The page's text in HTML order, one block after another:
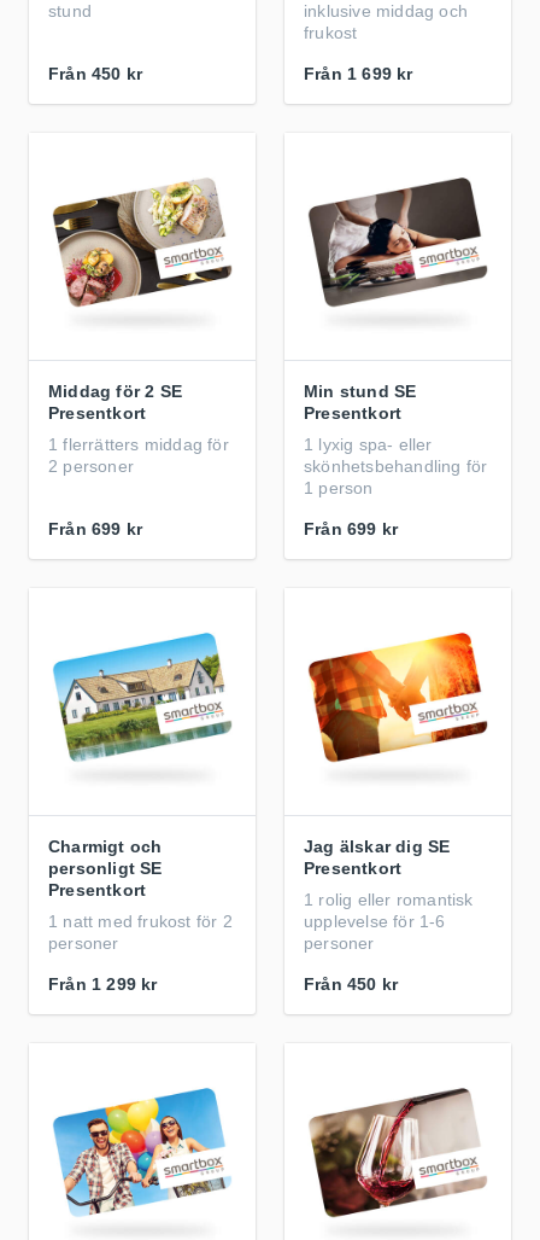
stund
Från 450 kr
inklusive middag och
frukost
Från 1 699 kr
Middag för 2 SE
Presentkort
1 flerrätters middag för
2 personer
Från 699 kr
Min stund SE
Presentkort
1 lyxig spa- eller
skönhetsbehandling för
1 person
Från 699 kr
Charmigt och
personligt SE
Presentkort
1 natt med frukost för 2
personer
Från 1 299 kr
Jag älskar dig SE
Presentkort
1 rolig eller romantisk
upplevelse för 1-6
personer
Från 450 kr